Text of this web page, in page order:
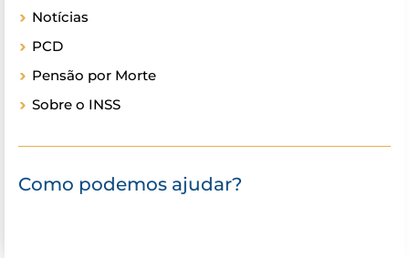
Notícias
PCD
Pensão por Morte
Sobre o INSS
Como podemos ajudar?